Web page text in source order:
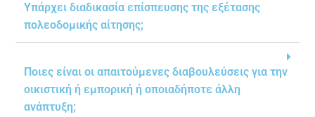
Υπάρχει διαδικασία επίσπευσης της εξέτασης
πολεοδομικής αίτησης;
Ποιες είναι οι απαιτούμενες διαβουλεύσεις για την
οικιστική ή εμπορική ή οποιαδήποτε άλλη
ανάπτυξη;